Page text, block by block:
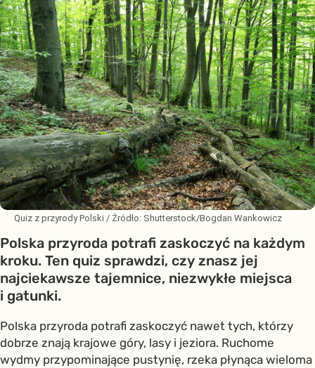
Quiz z przyrody Polski / Źródło: Shutterstock/Bogdan Wankowicz
Polska przyroda potrafi zaskoczyć na każdym
kroku. Ten quiz sprawdzi, czy znasz jej
najciekawsze tajemnice, niezwykłe miejsca
i gatunki.
Polska przyroda potrafi zaskoczyć nawet tych, którzy
dobrze znają krajowe góry, lasy i jeziora. Ruchome
wydmy przypominające pustynię, rzeka płynąca wieloma